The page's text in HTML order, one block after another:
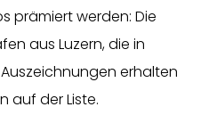
prämiert werden: Die
aus Luzern, die in
erhalten
auf der Liste.